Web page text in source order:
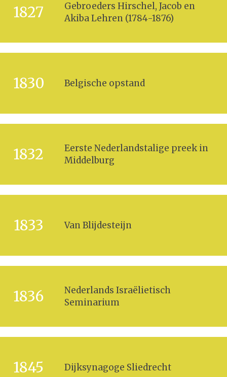
1827
Gebroeders Hirschel, Jacob en
Akiba Lehren (1784-1876)
1830 Belgische opstand
1832
Eerste Nederlandstalige preek in
Middelburg
1833 Van Blijdesteijn
1836
Nederlands Israëlietisch
Seminarium
1845 Dijksynagoge Sliedrecht